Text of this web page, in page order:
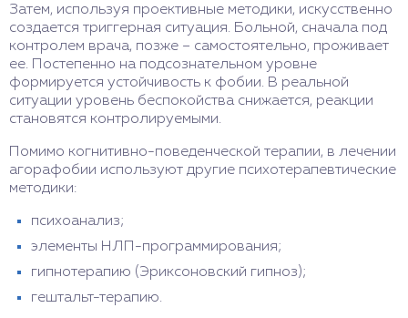
Затем, используя проективные методики, искусственно
создается триггерная ситуация. Больной, сначала под
контролем врача, позже – самостоятельно, проживает
ее. Постепенно на подсознательном уровне
формируется устойчивость к фобии. В реальной
ситуации уровень беспокойства снижается, реакции
становятся контролируемыми.
Помимо когнитивно-поведенческой терапии, в лечении
агорафобии используют другие психотерапевтические
методики:
психоанализ;
элементы НЛП-программирования;
гипнотерапию (Эриксоновский гипноз);
гештальт-терапию.